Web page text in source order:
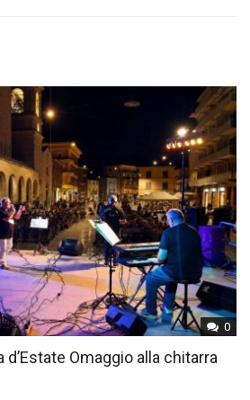
0
d’Estate Omaggio alla chitarra